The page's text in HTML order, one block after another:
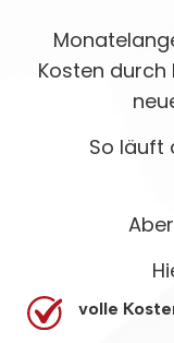
Kosten
So läuft
volle